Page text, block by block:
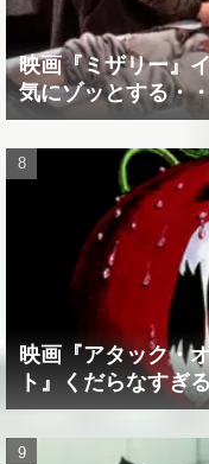
映画『ミザリー』
気にゾッとする・
映画『アタック・
ト』くだらなすぎ
の数々！？